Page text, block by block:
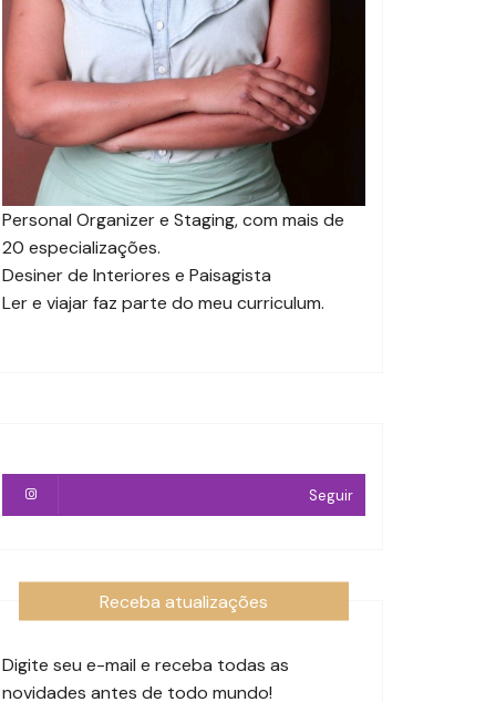
Personal Organizer e Staging, com mais de
20 especializações.
Desiner de Interiores e Paisagista
Ler e viajar faz parte do meu curriculum.
Seguir
Receba atualizações
Digite seu e-mail e receba todas as
novidades antes de todo mundo!